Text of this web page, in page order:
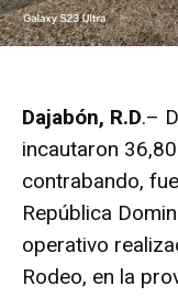
Dajabón, R.D.–
incautaron
contrabando,
República
operativo
Rodeo, en la